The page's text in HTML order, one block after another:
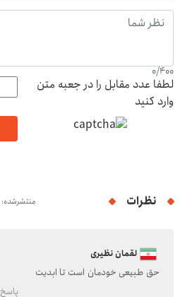
0/400
لطفا عدد مقابل را در جعبه متن
وارد کنید
نظرات منتشرشده: 1
لقمان نظیری
حق طبیعی خودمان است تا ابدیت
پاسخ